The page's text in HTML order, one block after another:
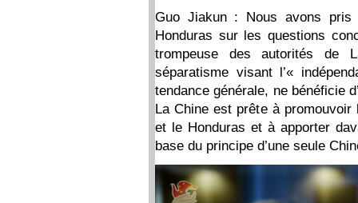
Guo Jiakun : Nous avons pris
Honduras sur les questions
trompeuse des autorités de
séparatisme visant l’«
tendance générale, ne bénéficie
La Chine est prête à
et le Honduras et à apporter
base du principe d’une seule